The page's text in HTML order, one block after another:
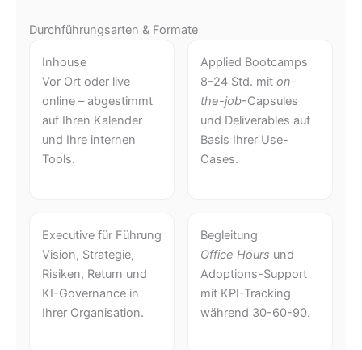
Durchführungsarten & Formate
Inhouse
Vor Ort oder live
online – abgestimmt
auf Ihren Kalender
und Ihre internen
Tools.
Applied Bootcamps
8–24 Std. mit on-
the-job-Capsules
und Deliverables auf
Basis Ihrer Use-
Cases.
Executive für Führung
Vision, Strategie,
Risiken, Return und
KI-Governance in
Ihrer Organisation.
Begleitung
Office Hours und
Adoptions-Support
mit KPI-Tracking
während 30-60-90.